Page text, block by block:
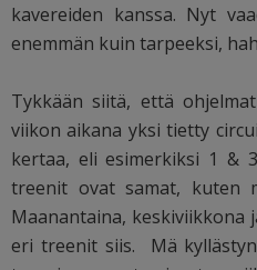
kavereiden kanssa. Nyt
enemmän kuin tarpeeksi,
Tykkään siitä, että
viikon aikana yksi tietty
kertaa, eli esimerkiksi 1 &
treenit ovat samat, kuten
Maanantaina, keskiviikkona
eri treenit siis. Mä